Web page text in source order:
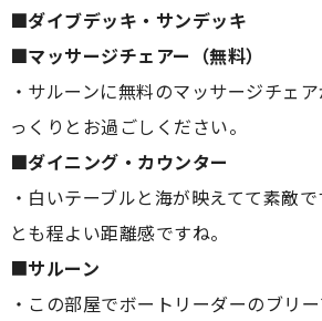
■ダイブデッキ・サンデッキ
■マッサージチェアー（無料）
・サルーンに無料のマッサージチェ
っくりとお過ごしください。
■ダイニング・カウンター
・白いテーブルと海が映えてて素敵
とも程よい距離感ですね。
■サルーン
・この部屋でボートリーダーのブリ